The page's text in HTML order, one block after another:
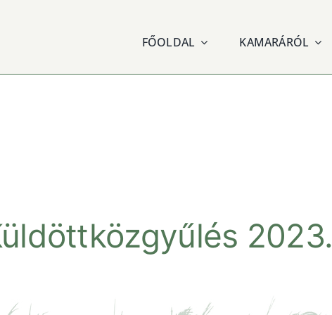
FŐOLDAL KAMARÁRÓL
2023.